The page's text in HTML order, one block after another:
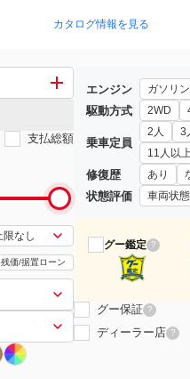
2008年5月~2016年9月（594）
カタログ情報を見る
支払総額
残価/据置ローン
エンジン ガソリン
駆動方式 2WD
乗車定員
2人 3
11人以
修復歴 あり
状態評価 車両状
グー鑑定 ?
グー保証 ?
ディーラー店 ?